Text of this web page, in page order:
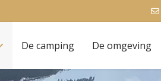
De camping De omgeving